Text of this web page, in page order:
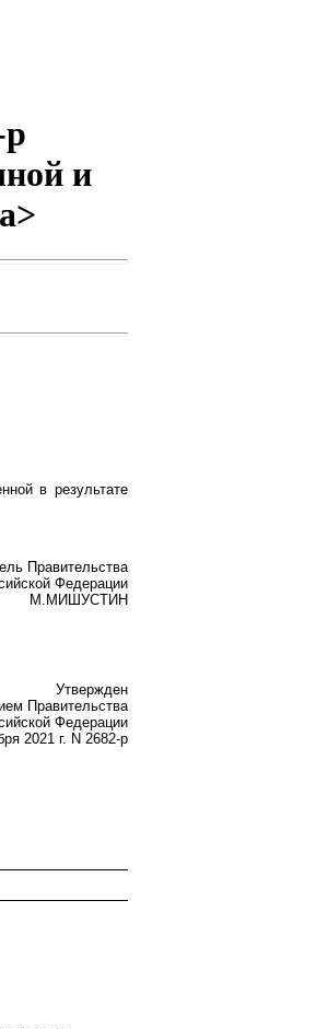
и
в результате
Правительства
Федерации
М.МИШУСТИН
Утвержден
Правительства
Федерации
2021 г. N 2682-р